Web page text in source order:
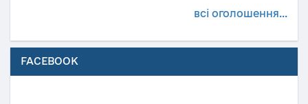
всі оголошення...
FACEBOOK